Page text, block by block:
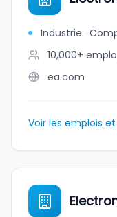
Industrie:
10,000+
ea.com
Voir les emplois